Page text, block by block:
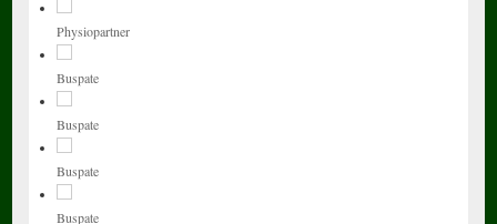
Physiopartner
Buspate
Buspate
Buspate
Buspate